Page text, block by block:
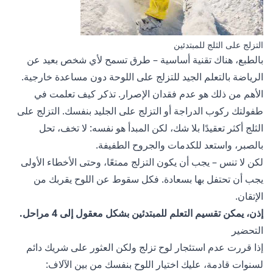
التزلج على الثلج للمبتدئين
بالطبع، هناك تقنية أساسية – طرق تسمح لأي شخص بعيد عن
الرياضة بالتعلم الجيد للتزلج على اللوحة دون مساعدة خارجية.
الأهم من ذلك هو عدم فقدان الإصرار. تذكر كيف تعلمت في
طفولتك ركوب الدراجة أو التزلج على الجليد بنفسك. التزلج على
الثلج أكثر تعقيدًا بلا شك، لكن المبدأ هو نفسه: لا تخف، تحل
بالصبر، واستعد للكدمات والجروح الطفيفة.
لكن لا تنس – يجب أن يكون التزلج ممتعًا، وحتى الأخطاء الأولى
يجب أن تحتفل بها بسعادة. فكل سقوط عن اللوح يقربك من
الإتقان.
إذن، يمكن تقسيم التعلم للمبتدئين بشكل معقول إلى 4 مراحل.
التحضير
إذا قررت عدم استئجار لوح تزلج ولكن العثور على شريك دائم
لسنوات قادمة، عليك اختيار اللوح بنفسك من بين الآلاف: